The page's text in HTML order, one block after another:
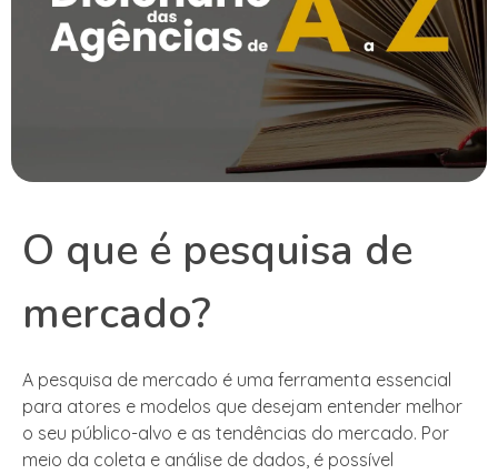
O que é pesquisa de
mercado?
A pesquisa de mercado é uma ferramenta essencial
para atores e modelos que desejam entender melhor
o seu público-alvo e as tendências do mercado. Por
meio da coleta e análise de dados, é possível